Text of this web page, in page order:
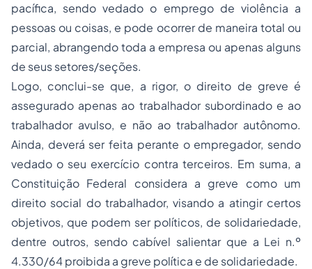
pacífica, sendo vedado o emprego de violência a
pessoas ou coisas, e pode ocorrer de maneira total ou
parcial, abrangendo toda a empresa ou apenas alguns
de seus setores/seções.
Logo, conclui-se que, a rigor, o direito de greve é
assegurado apenas ao trabalhador subordinado e ao
trabalhador avulso, e não ao trabalhador autônomo.
Ainda, deverá ser feita perante o empregador, sendo
vedado o seu exercício contra terceiros. Em suma, a
Constituição Federal considera a greve como um
direito social do trabalhador, visando a atingir certos
objetivos, que podem ser políticos, de solidariedade,
dentre outros, sendo cabível salientar que a Lei n.º
4.330/64 proibida a greve política e de solidariedade.